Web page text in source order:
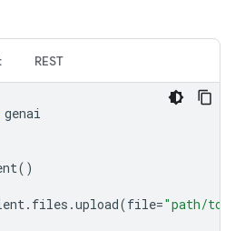
REST
genai
()
. files .upload(file="path/to/